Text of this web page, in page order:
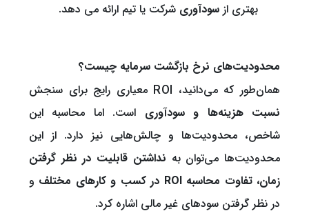
بهتری از سودآوری شرکت یا تیم ارائه می دهد.
محدودیت‌های نرخ بازگشت سرمایه چیست؟
همان‌طور که می‌دانید، ROI معیاری رایج برای سنجش
نسبت هزینه‌ها و سودآوری است. اما محاسبه این
شاخص، محدودیت‌ها و چالش‌هایی نیز دارد. از این
محدودیت‌ها می‌توان به نداشتن قابلیت در نظر گرفتن
زمان، تفاوت محاسبه ROI در کسب و کارهای مختلف
و
در نظر گرفتن سودهای غیر مالی اشاره کرد.